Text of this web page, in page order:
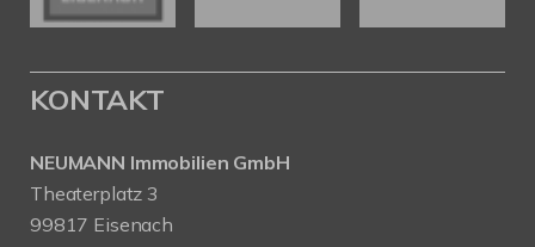
KONTAKT
NEUMANN Immobilien GmbH
Theaterplatz 3
99817 Eisenach